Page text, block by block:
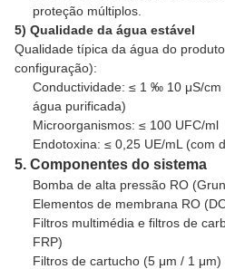
proteção múltiplos.
5) Qualidade da água estável
Qualidade típica da água do
configuração):
Conductividade: ≤ 1 ‰ 10 μS/
água purificada)
Microorganismos: ≤ 100 UFC/ml
Endotoxina: ≤ 0,25 UE/mL (com
5. Componentes do sistema
Bomba de alta pressão RO
Elementos de membrana RO
Filtros multimédia e filtros de
FRP)
Filtros de cartucho (5 μm / 1 μm)